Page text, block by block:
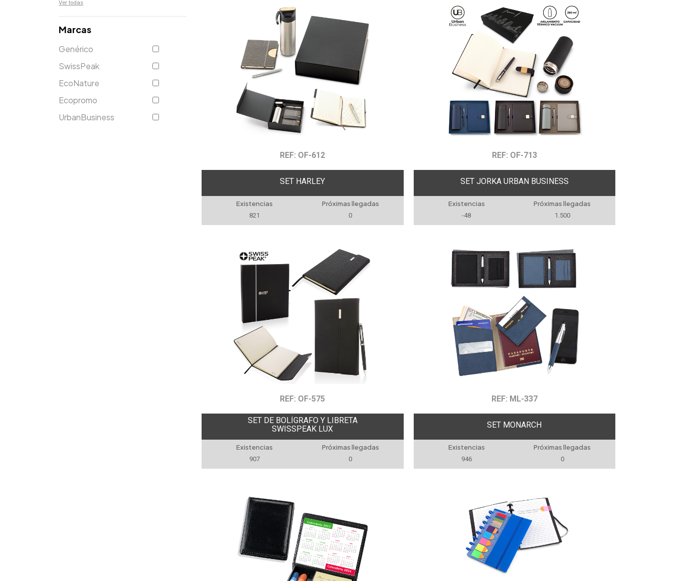
Ver todas
Marcas
Genérico
SwissPeak
EcoNature
Ecopromo
UrbanBusiness
REF: OF-612
SET HARLEY
Existencias
821
Próximas llegadas
0
REF: OF-713
SET JORKA URBAN BUSINESS
Existencias
-48
Próximas llegadas
1.500
REF: OF-575
SET DE BOLÍGRAFO Y LIBRETA
SWISSPEAK LUX
Existencias
907
Próximas llegadas
0
REF: ML-337
SET MONARCH
Existencias
946
Próximas llegadas
0